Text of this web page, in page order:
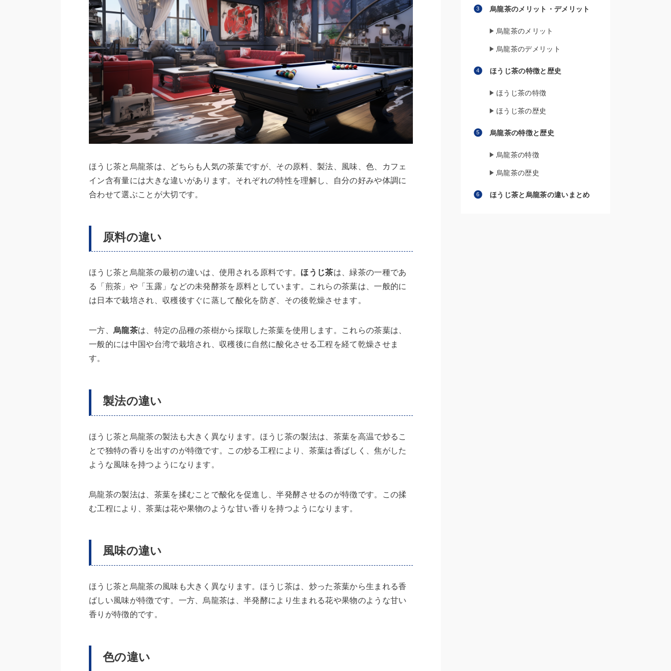
ほうじ茶と烏龍茶は、どちらも人気の茶葉ですが、その原料、製法、風味、色、カフェ
イン含有量には大きな違いがあります。それぞれの特性を理解し、自分の好みや体調に
合わせて選ぶことが大切です。
原料の違い
ほうじ茶と烏龍茶の最初の違いは、使用される原料です。 ほうじ茶は、緑茶の一種であ
る「煎茶」や「玉露」などの未発酵茶を原料としています。これらの茶葉は、一般的に
は日本で栽培され、収穫後すぐに蒸して酸化を防ぎ、その後乾燥させます。
一方、 烏龍茶は、特定の品種の茶樹から採取した茶葉を使用します。これらの茶葉は、
一般的には中国や台湾で栽培され、収穫後に自然に酸化させる工程を経て乾燥させま
す。
製法の違い
ほうじ茶と烏龍茶の製法も大きく異なります。ほうじ茶の製法は、茶葉を高温で炒るこ
とで独特の香りを出すのが特徴です。この炒る工程により、茶葉は香ばしく、焦がした
ような風味を持つようになります。
烏龍茶の製法は、茶葉を揉むことで酸化を促進し、半発酵させるのが特徴です。この揉
む工程により、茶葉は花や果物のような甘い香りを持つようになります。
風味の違い
ほうじ茶と烏龍茶の風味も大きく異なります。ほうじ茶は、炒った茶葉から生まれる香
ばしい風味が特徴です。一方、烏龍茶は、半発酵により生まれる花や果物のような甘い
香りが特徴的です。
色の違い
烏龍茶のメリット・デメリット
烏龍茶のメリット
烏龍茶のデメリット
ほうじ茶の特徴と歴史
ほうじ茶の特徴
ほうじ茶の歴史
烏龍茶の特徴と歴史
烏龍茶の特徴
烏龍茶の歴史
ほうじ茶と烏龍茶の違いまとめ